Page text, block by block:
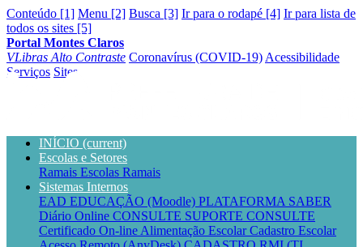
Conteúdo [1] Menu [2] Busca [3] Ir para o rodapé [4] Ir para lista de
todos os sites [5]
Portal Montes Claros
VLibras Alto Contraste Coronavírus (COVID-19) Acessibilidade
Serviços Sites
INÍCIO (current)
Escolas e Setores
Ramais Escolas Ramais
Sistemas Internos
EAD EDUCAÇÃO (Moodle) PLATAFORMA SABER
Diário Online CONSULTE SUPORTE CONSULTE
Certificado On-line Alimentação EscolarCadastro Escolar